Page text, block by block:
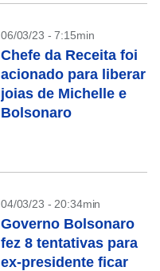
06/03/23 - 7:15min
Chefe da Receita foi
acionado para liberar
joias de Michelle e
Bolsonaro
04/03/23 - 20:34min
Governo Bolsonaro
fez 8 tentativas para
ex-presidente ficar